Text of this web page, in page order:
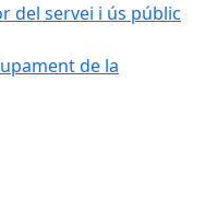
del servei i ús públic
de la